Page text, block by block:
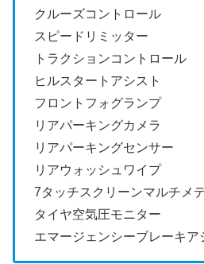
クルーズコントロール
スピードリミッター
トラクションコントロール
ヒルスタートアシスト
フロントフォグランプ
リアパーキングカメラ
リアパーキングセンサー
リアウォッシュワイプ
7タッチスクリーンマルチメ
タイヤ空気圧モニター
エマージェンシーブレーキア